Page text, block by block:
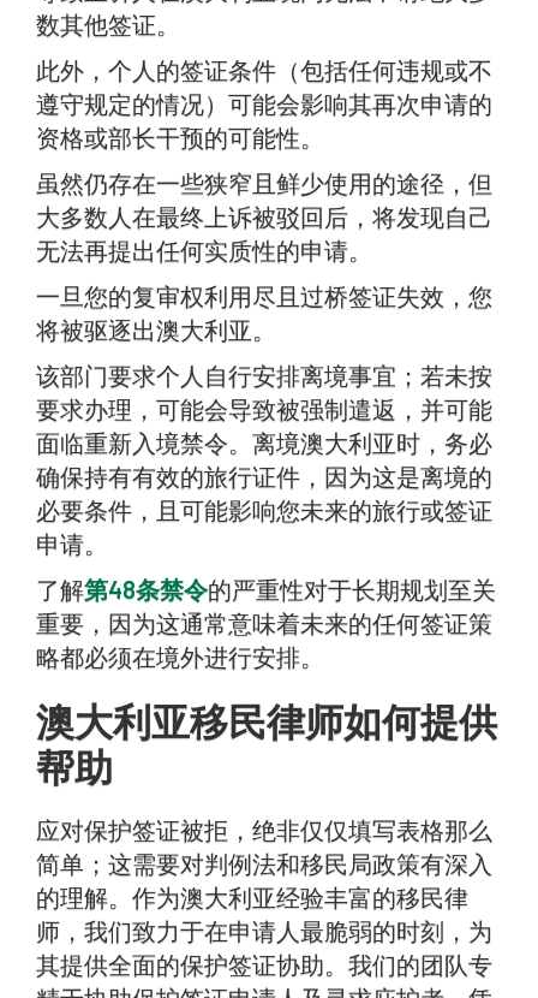
数其他签证。
此外，个人的签证条件（包括任何违规或不
遵守规定的情况）可能会影响其再次申请的
资格或部长干预的可能性。
虽然仍存在一些狭窄且鲜少使用的途径，但
大多数人在最终上诉被驳回后，将发现自己
无法再提出任何实质性的申请。
一旦您的复审权利用尽且过桥签证失效，您
将被驱逐出澳大利亚。
该部门要求个人自行安排离境事宜；若未按
要求办理，可能会导致被强制遣返，并可能
面临重新入境禁令。离境澳大利亚时，务必
确保持有有效的旅行证件，因为这是离境的
必要条件，且可能影响您未来的旅行或签证
申请。
了解第48条禁令的严重性对于长期规划至关
重要，因为这通常意味着未来的任何签证策
略都必须在境外进行安排。
澳大利亚移民律师如何提供
帮助
应对保护签证被拒，绝非仅仅填写表格那么
简单；这需要对判例法和移民局政策有深入
的理解。作为澳大利亚经验丰富的移民律
师，我们致力于在申请人最脆弱的时刻，为
其提供全面的保护签证协助。我们的团队专